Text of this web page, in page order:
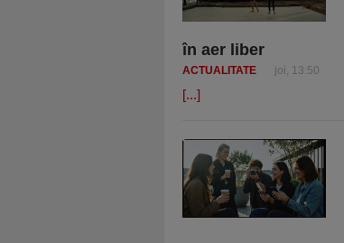
în aer liber
ACTUALITATE joi, 13:50
[...]